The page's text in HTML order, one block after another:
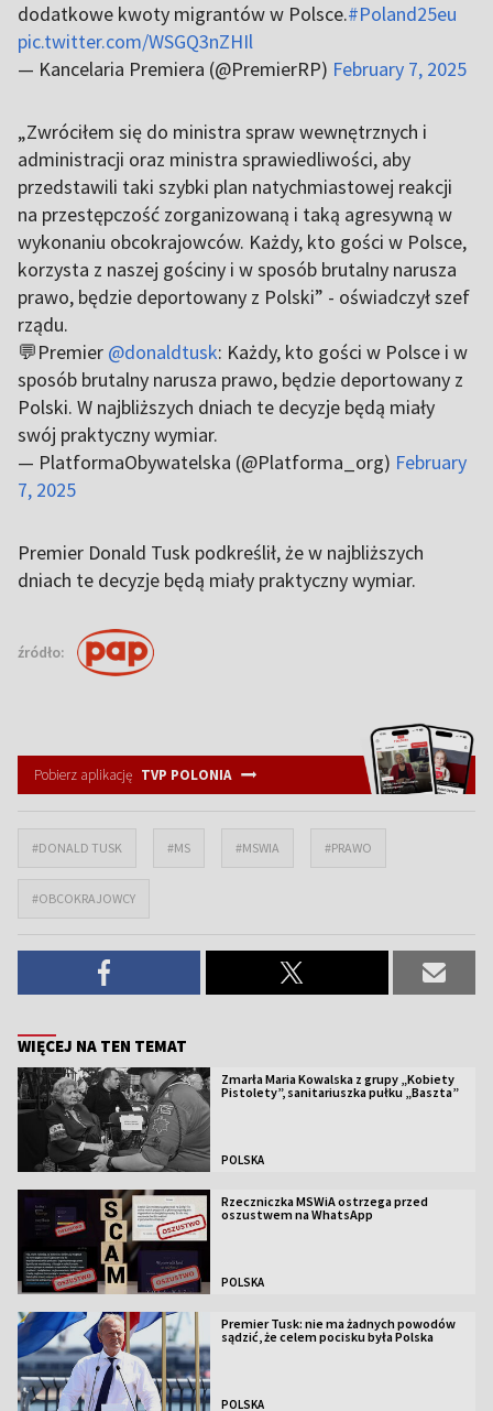
dodatkowe kwoty migrantów w Polsce.#Poland25eu
pic.twitter.com/WSGQ3nZHIl
— Kancelaria Premiera (@PremierRP) February 7, 2025
„Zwróciłem się do ministra spraw wewnętrznych i
administracji oraz ministra sprawiedliwości, aby
przedstawili taki szybki plan natychmiastowej reakcji
na przestępczość zorganizowaną i taką agresywną w
wykonaniu obcokrajowców. Każdy, kto gości w Polsce,
korzysta z naszej gościny i w sposób brutalny narusza
prawo, będzie deportowany z Polski” - oświadczył szef
rządu.
💬Premier @donaldtusk: Każdy, kto gości w Polsce i w
sposób brutalny narusza prawo, będzie deportowany z
Polski. W najbliższych dniach te decyzje będą miały
swój praktyczny wymiar.
— PlatformaObywatelska (@Platforma_org) February
7, 2025
Premier Donald Tusk podkreślił, że w najbliższych
dniach te decyzje będą miały praktyczny wymiar.
źródło:
Pobierz aplikację TVP POLONIA
#DONALD TUSK #MS #MSWIA #PRAWO
#OBCOKRAJOWCY
WIĘCEJ NA TEN TEMAT
Zmarła Maria Kowalska z grupy „Kobiety
Pistolety”, sanitariuszka pułku „Baszta”
POLSKA
Rzeczniczka MSWiA ostrzega przed
oszustwem na WhatsApp
POLSKA
Premier Tusk: nie ma żadnych powodów
sądzić, że celem pocisku była Polska
POLSKA